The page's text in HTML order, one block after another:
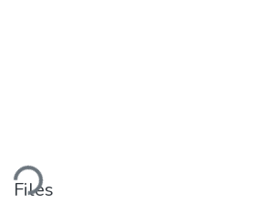
Files